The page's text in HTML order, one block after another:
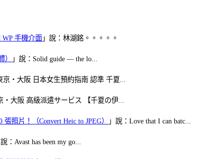
WP 手機介面 」說：林湖銘。。。。。
） 」說：Solid guide — the lo...
京・大阪 日本女生預約指南 認準 千夏...
・大阪 高級派遣サービス 【千夏の伊...
照片！（Convert Heic to JPEG） 」說：Love that I can batc...
說：Avast has been my go...